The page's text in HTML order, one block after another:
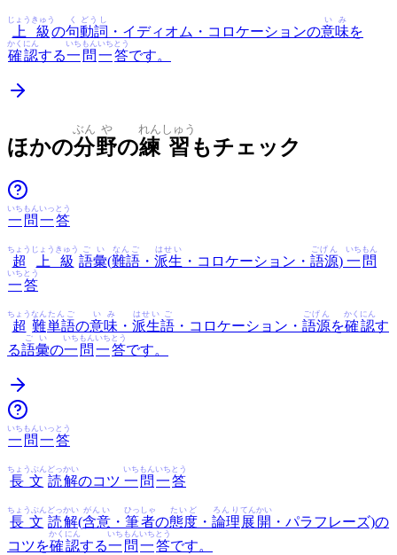
上級
じょうきゅう
の句
く
動詞
どうし
・イディオム・コロケーションの意味
いみ
を
確認
かくにん
する一
いち
問
もん
一
いち
答
とう
です。
ほかの分
ぶん
野
や
の練
れん
習
しゅう
もチェック
一
いち
問
もん
一
いっ
答
とう
超
ちょう
上級
じょうきゅう
語彙
ごい
(難語
なんご
・ 派生
はせい
・コロケーション・ 語源
ごげん
) 一
いち
問
もん
一
いち
答
とう
超
ちょう
難
なん
単語
たんご
の意味
いみ
・ 派生
はせい
語
ご
・コロケーション・ 語源
ごげん
を確認
かくにん
す
る語彙
ごい
の一
いち
問
もん
一
いち
答
とう
です。
一
いち
問
もん
一
いっ
答
とう
長文
ちょうぶん
読解
どっかい
のコツ 一
いち
問
もん
一
いち
答
とう
長文
ちょうぶん
読解
どっかい
(含意
がんい
・ 筆者
ひっしゃ
の態度
たいど
・ 論理
ろんり
展開
てんかい
・パラフレーズ)の
コツを確認
かくにん
する一
いち
問
もん
一
いち
答
とう
です。